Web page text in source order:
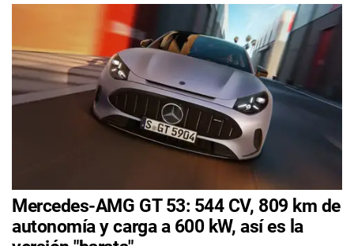
Mercedes-AMG GT 53: 544 CV, 809 km de
autonomía y carga a 600 kW, así es la